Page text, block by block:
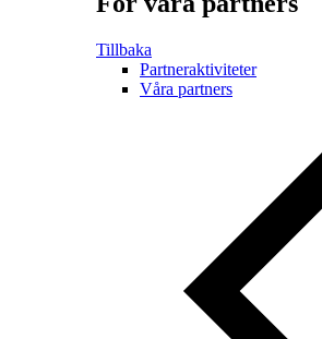
Tillbaka
Partneraktiviteter
Våra partners